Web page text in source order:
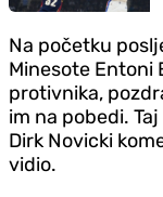
Na početku
Minesote Entoni
protivnika,
im na pobedi.
Dirk Novicki
vidio.